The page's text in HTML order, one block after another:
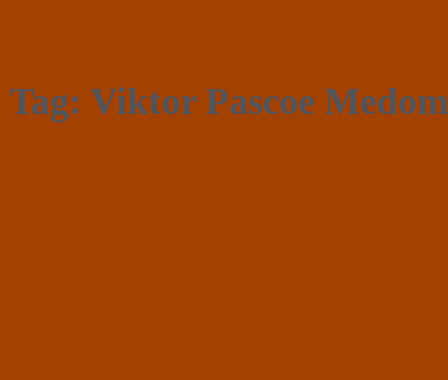
Tag: Viktor Pascoe Medom